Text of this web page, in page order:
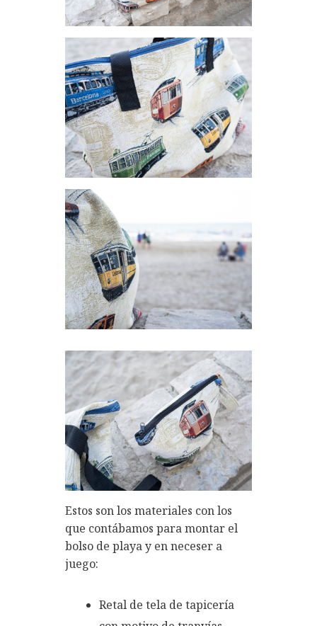
Estos son los materiales con los
que contábamos para montar el
bolso de playa y en neceser a
juego:
Retal de tela de tapicería